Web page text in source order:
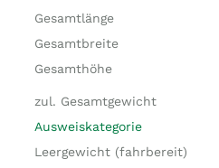
Gesamtlänge
Gesamtbreite
Gesamthöhe
zul. Gesamtgewicht
Ausweiskategorie
Leergewicht (fahrbereit)